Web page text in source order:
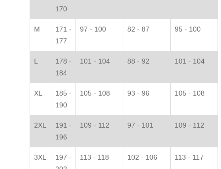
170
M
171 -
177
97 - 100 82 - 87 95 - 100
L
178 -
184
101 - 104 88 - 92 101 - 104
XL
185 -
190
105 - 108 93 - 96 105 - 108
2XL
191 -
196
109 - 112 97 - 101 109 - 112
3XL
197 -
113 - 118 102 - 106 113 - 117